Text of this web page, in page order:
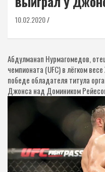
10.02.2020
Абдулманап Нурмагомедов,
чемпионата (UFC) в лёгком
победе обладателя титула
Джонса над Домиником